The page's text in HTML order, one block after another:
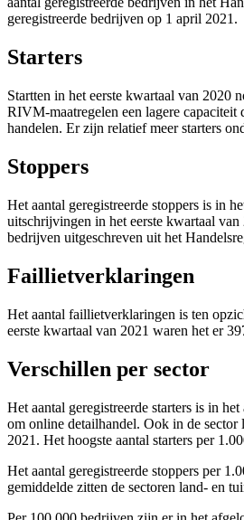
geregistreerde bedrijven op 1 april 2021.
Starters
Startten in het eerste kwartaal van 2020
RIVM-maatregelen een lagere
handelen. Er zijn relatief meer starters
Stoppers
Het aantal geregistreerde stoppers is in
uitschrijvingen in het eerste kwartaal van
bedrijven uitgeschreven uit het
Faillietverklaringen
Het aantal faillietverklaringen is ten
eerste kwartaal van 2021 waren het er
Verschillen per sector
Het aantal geregistreerde starters is in
om online detailhandel. Ook in de
2021. Het hoogste aantal starters per
Het aantal geregistreerde stoppers per
gemiddelde zitten de sectoren land- en